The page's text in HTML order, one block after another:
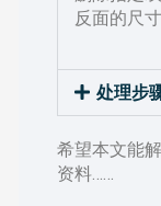
反面的尺
处理步
希望本文能
资料……